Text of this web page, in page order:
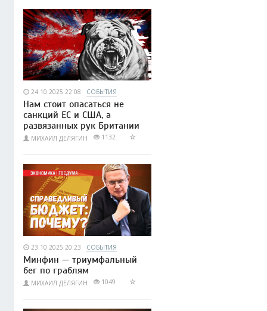
24.10.2025 22:08 СОБЫТИЯ
Нам стоит опасаться не
санкций ЕС и США, а
развязанных рук Британии
МИХАИЛ ДЕЛЯГИН 1132
23.10.2025 20:23 СОБЫТИЯ
Минфин — триумфальный
бег по граблям
МИХАИЛ ДЕЛЯГИН 1049